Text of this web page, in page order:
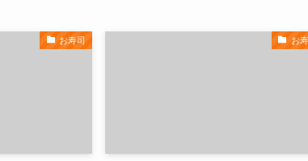
お寿司 お